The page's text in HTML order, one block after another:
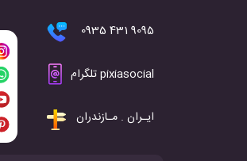
9095 431 0935
pixiasocial تلگرام
ایـران . مـازندران